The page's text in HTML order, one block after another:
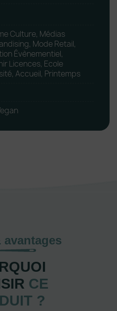
Culture, Médias
Mode Retail,
Évènementiel,
Licences, Ecole
Accueil, Printemps
CE
?